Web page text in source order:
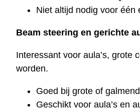
Niet altijd nodig voor één
Beam steering en gerichte
Interessant voor aula’s, grote
worden.
Goed bij grote of
Geschikt voor aula’s en